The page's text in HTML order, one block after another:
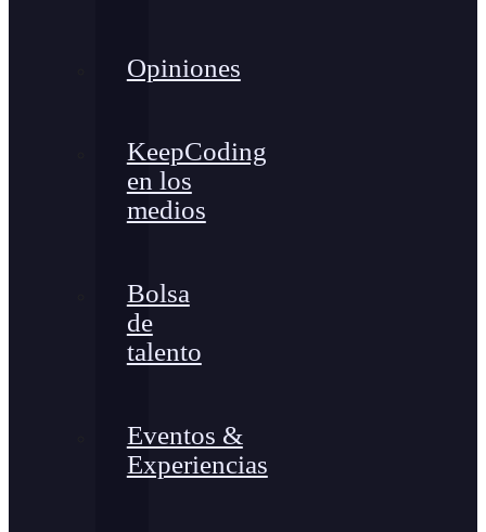
Opiniones
KeepCoding
en los
medios
Bolsa
de
talento
Eventos &
Experiencias